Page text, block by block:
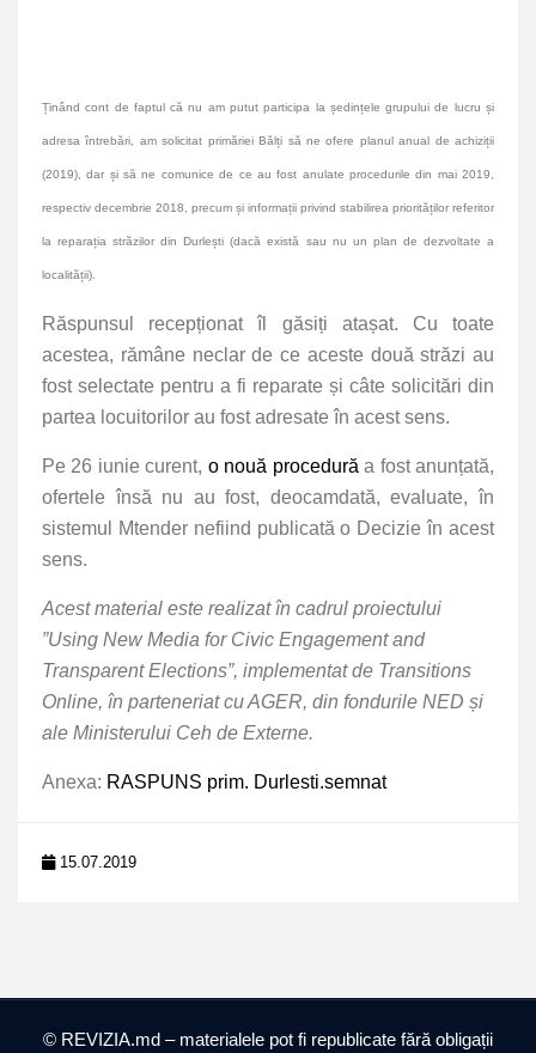
Ținând cont de faptul că nu am putut participa la ședințele grupului de lucru și
adresa întrebări, am solicitat primăriei Bălți să ne ofere planul anual de achiziții
(2019), dar și să ne comunice de ce au fost anulate procedurile din mai 2019,
respectiv decembrie 2018, precum și informații privind stabilirea priorităților referitor
la reparația străzilor din Durlești (dacă există sau nu un plan de dezvoltate a
localității).
Răspunsul recepționat îl găsiți atașat. Cu toate
acestea, rămâne neclar de ce aceste două străzi au
fost selectate pentru a fi reparate și câte solicitări din
partea locuitorilor au fost adresate în acest sens.
Pe 26 iunie curent, o nouă procedură a fost anunțată,
ofertele însă nu au fost, deocamdată, evaluate, în
sistemul Mtender nefiind publicată o Decizie în acest
sens.
Acest material este realizat în cadrul proiectului
”Using New Media for Civic Engagement and
Transparent Elections”, implementat de Transitions
Online, în parteneriat cu AGER, din fondurile NED și
ale Ministerului Ceh de Externe.
Anexa: RASPUNS prim. Durlesti.semnat
15.07.2019
© REVIZIA.md – materialele pot fi republicate fără obligații